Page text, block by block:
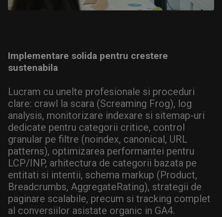
Implementare solida pentru crestere
sustenabila
Lucram cu unelte profesionale si proceduri
clare: crawl la scara (Screaming Frog), log
analysis, monitorizare indexare si sitemap-uri
dedicate pentru categorii critice, control
granular pe filtre (noindex, canonical, URL
patterns), optimizarea performantei pentru
LCP/INP, arhitectura de categorii bazata pe
entitati si intentii, schema markup (Product,
Breadcrumbs, AggregateRating), strategii de
paginare scalabile, precum si tracking complet
al conversiilor asistate organic in GA4.